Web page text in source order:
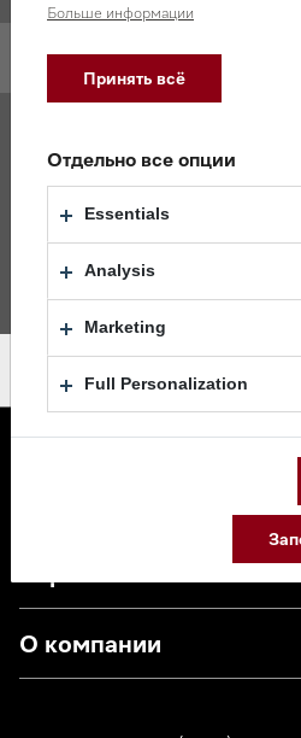
Описание товара
Страна-производитель:
Обязательной сертификации
Больше информации
Принять всё
Отдельно все опции
Essentials
Analysis
Marketing
Full Personalization
О компании